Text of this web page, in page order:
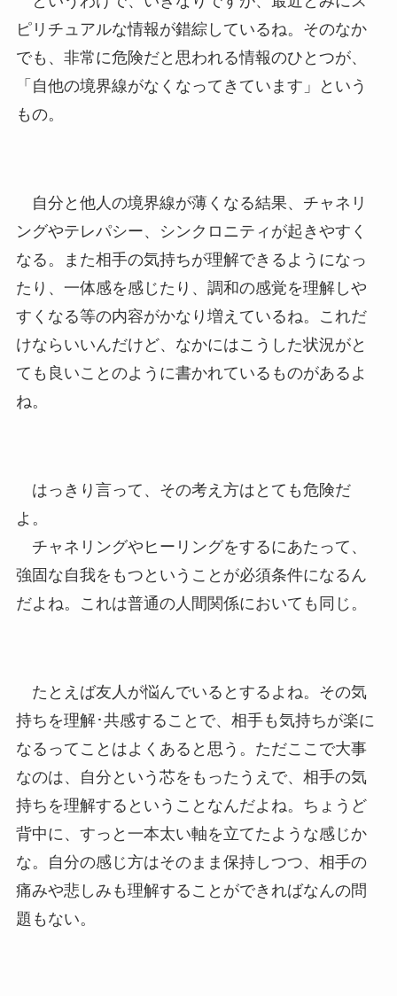
ピリチュアルな情報が錯綜しているね。そのなか
でも、非常に危険だと思われる情報のひとつが、
「自他の境界線がなくなってきています」という
もの。
自分と他人の境界線が薄くなる結果、チャネリ
ングやテレパシー、シンクロニティが起きやすく
なる。また相手の気持ちが理解できるようになっ
たり、一体感を感じたり、調和の感覚を理解しや
すくなる等の内容がかなり増えているね。これだ
けならいいんだけど、なかにはこうした状況がと
ても良いことのように書かれているものがあるよ
ね。
はっきり言って、その考え方はとても危険だ
よ。
チャネリングやヒーリングをするにあたって、
強固な自我をもつということが必須条件になるん
だよね。これは普通の人間関係においても同じ。
たとえば友人が悩んでいるとするよね。その気
持ちを理解･共感することで、相手も気持ちが楽に
なるってことはよくあると思う。ただここで大事
なのは、自分という芯をもったうえで、相手の気
持ちを理解するということなんだよね。ちょうど
背中に、すっと一本太い軸を立てたような感じか
な。自分の感じ方はそのまま保持しつつ、相手の
痛みや悲しみも理解することができればなんの問
題もない。